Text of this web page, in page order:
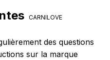
CARNILOVE
des questions
sur la marque